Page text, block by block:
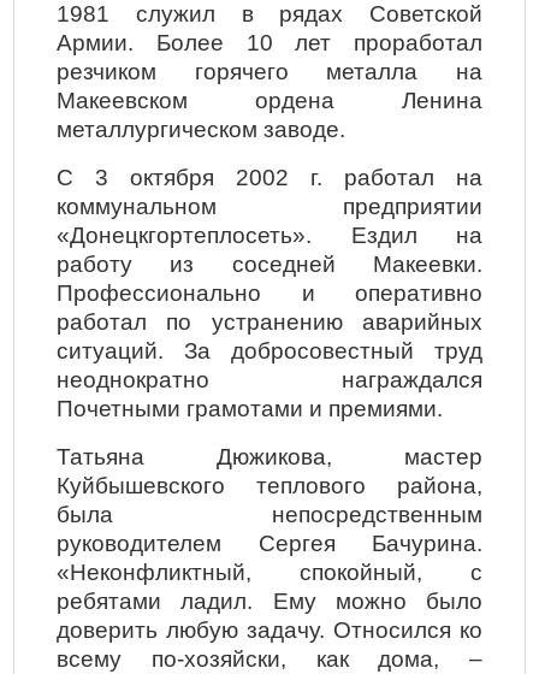
1981 служил в рядах Советской
Армии. Более 10 лет проработал
резчиком горячего металла на
Макеевском ордена Ленина
металлургическом заводе.
С 3 октября 2002 г. работал на
коммунальном предприятии
«Донецкгортеплосеть». Ездил на
работу из соседней Макеевки.
Профессионально и оперативно
работал по устранению аварийных
ситуаций. За добросовестный труд
неоднократно награждался
Почетными грамотами и премиями.
Татьяна Дюжикова, мастер
Куйбышевского теплового района,
была непосредственным
руководителем Сергея Бачурина.
«Неконфликтный, спокойный, с
ребятами ладил. Ему можно было
доверить любую задачу. Относился ко
всему по-хозяйски, как дома, –